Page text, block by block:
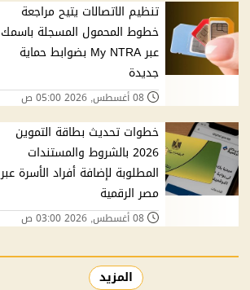
تنظيم الاتصالات يتيح مراجعة
خطوط المحمول المسجلة باسمك
عبر My NTRA بضوابط حماية
جديدة
08 أغسطس, 2026 05:00 ص
خطوات تحديث بطاقة التموين
2026 بالشروط والمستندات
المطلوبة لإضافة أفراد الأسرة عبر
مصر الرقمية
08 أغسطس, 2026 03:00 ص
المزيد